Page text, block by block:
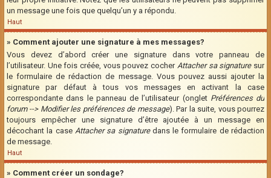
un message une fois que quelqu’un y a répondu.
Haut
» Comment ajouter une signature à mes messages?
Vous devez d’abord créer une signature dans votre panneau de
l’utilisateur. Une fois créée, vous pouvez cocher Attacher sa signaturesur
le formulaire de rédaction de message. Vous pouvez aussi ajouter la
signature par défaut à tous vos messages en activant la case
correspondante dans le panneau de l’utilisateur (onglet Préférences du
forum --> Modifier les préférences de message). Par la suite, vous pourrez
toujours empêcher une signature d’être ajoutée à un message en
décochant la case Attacher sa signaturedans le formulaire de rédaction
de message.
Haut
» Comment créer un sondage?